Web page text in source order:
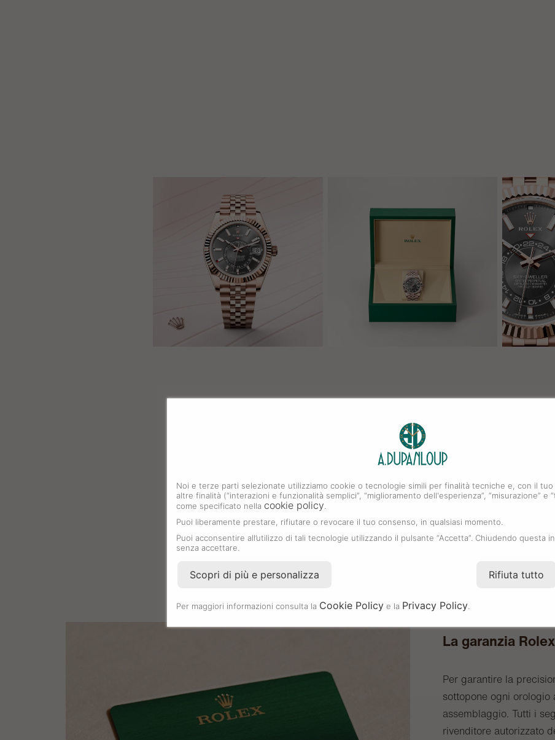
La garanzia Rolex
Per garantire la
sottopone ogni
assemblaggio. Tutti i
rivenditore autorizzato
Noi e terze parti selezionate utilizziamo cookie o tecnologie simili per finalità tecniche e, con il
altre finalità (“interazioni e funzionalità semplici”, “miglioramento dell'esperienza”, “misurazione” e
come specificato nella cookie policy
Puoi liberamente prestare, rifiutare o revocare il tuo consenso, in qualsiasi momento.
Puoi acconsentire all’utilizzo di tali tecnologie utilizzando il pulsante “Accetta”. Chiudendo questa
senza accettare.
Scopri di più e personalizza Rifiuta tutto
Per maggiori informazioni consulta la Cookie Policy e la Privacy Policy